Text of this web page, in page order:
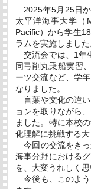
2025年5月25日
太平洋海事大学（
Pacific）から学生
ラムを実施しました
交流会では、1年
同弓削丸乗船実習
ーツ交流など、学
なりました。
言葉や文化の違
ョンを取りながら
ました。特に本校
化理解に挑戦する
今回の交流をき
海事分野における
を、大変うれしく思
今後も、このよ